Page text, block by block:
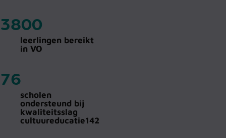
3800
leerlingen bereikt
in VO
76
scholen
ondersteund bij
kwaliteitsslag
cultuureducatie142